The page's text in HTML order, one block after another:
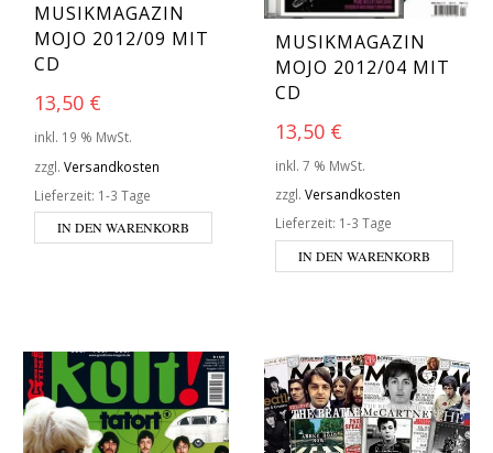
MUSIKMAGAZIN
MOJO 2012/09 MIT
CD
13,50 €
inkl. 19 % MwSt.
zzgl. Versandkosten
Lieferzeit: 1-3 Tage
IN DEN WARENKORB
MUSIKMAGAZIN
MOJO 2012/04 MIT
CD
13,50 €
inkl. 7 % MwSt.
zzgl. Versandkosten
Lieferzeit: 1-3 Tage
IN DEN WARENKORB